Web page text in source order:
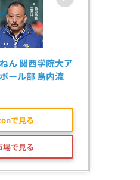
ん 関西学院大ア
ール部 鳥内流
で見る
場で見る